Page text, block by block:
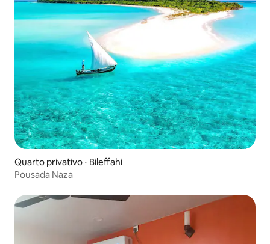
Quarto privativo ⋅ Bileffahi
Pousada Naza